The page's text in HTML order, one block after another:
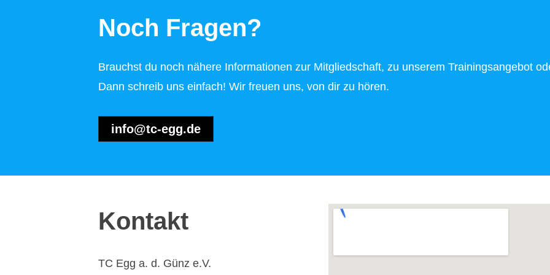
Noch Fragen?
Brauchst du noch nähere Informationen zur Mitgliedschaft, zu unserem Trainingsangebot
Dann schreib uns einfach! Wir freuen uns, von dir zu hören.
info@tc-egg.de
Kontakt
TC Egg a. d. Günz e.V.